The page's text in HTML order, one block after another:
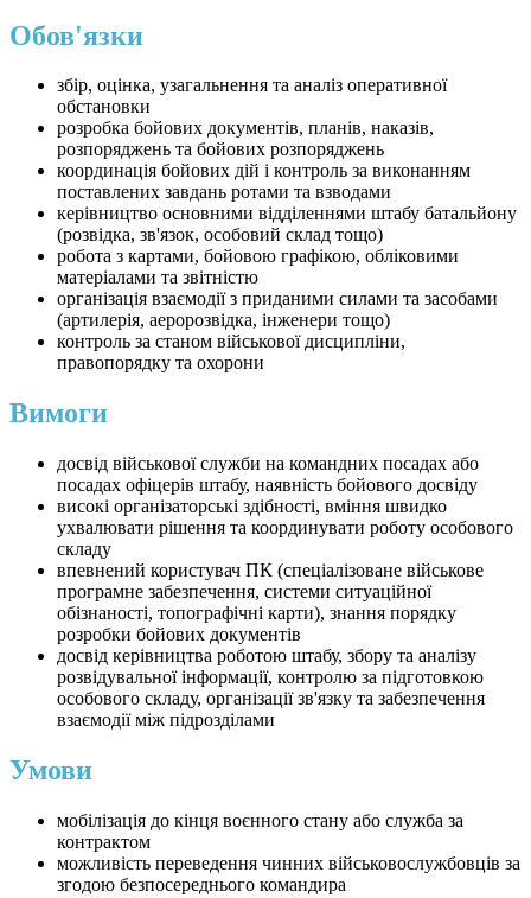
Обов'язки
збір, оцінка, узагальнення та аналіз оперативної
обстановки
розробка бойових документів, планів, наказів,
розпоряджень та бойових розпоряджень
координація бойових дій і контроль за виконанням
поставлених завдань ротами та взводами
керівництво основними відділеннями штабу батальйону
(розвідка, зв'язок, особовий склад тощо)
робота з картами, бойовою графікою, обліковими
матеріалами та звітністю
організація взаємодії з приданими силами та засобами
(артилерія, аеророзвідка, інженери тощо)
контроль за станом військової дисципліни,
правопорядку та охорони
Вимоги
досвід військової служби на командних посадах або
посадах офіцерів штабу, наявність бойового досвіду
високі організаторські здібності, вміння швидко
ухвалювати рішення та координувати роботу особового
складу
впевнений користувач ПК (спеціалізоване військове
програмне забезпечення, системи ситуаційної
обізнаності, топографічні карти), знання порядку
розробки бойових документів
досвід керівництва роботою штабу, збору та аналізу
розвідувальної інформації, контролю за підготовкою
особового складу, організації зв'язку та забезпечення
взаємодії між підрозділами
Умови
мобілізація до кінця воєнного стану або служба за
контрактом
можливість переведення чинних військовослужбовців за
згодою безпосереднього командира